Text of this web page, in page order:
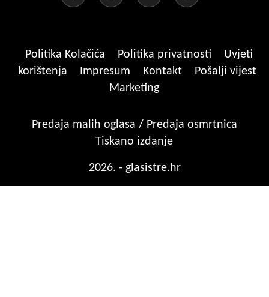
Politika Kolačića Politika privatnosti
Uvjeti
korištenja
Impresum Kontakt
Pošalji vijest
Marketing
Predaja malih oglasa / Predaja osmrtnica
Tiskano izdanje
2026. - glasistre.hr